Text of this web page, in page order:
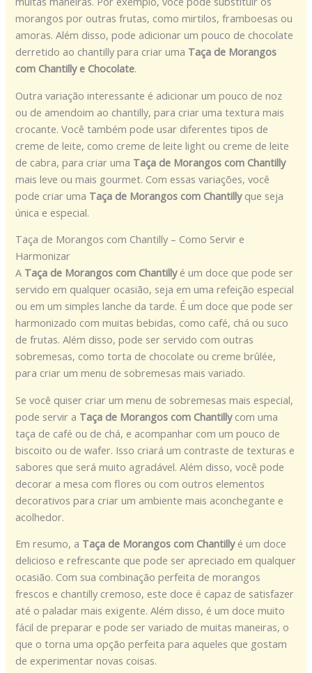
morangos por outras frutas, como mirtilos, framboesas ou
amoras. Além disso, pode adicionar um pouco de chocolate
derretido ao chantilly para criar uma Taça de Morangos
com Chantilly e Chocolate.
Outra variação interessante é adicionar um pouco de noz
ou de amendoim ao chantilly, para criar uma textura mais
crocante. Você também pode usar diferentes tipos de
creme de leite, como creme de leite light ou creme de leite
de cabra, para criar uma Taça de Morangos com Chantilly
mais leve ou mais gourmet. Com essas variações, você
pode criar uma Taça de Morangos com Chantillyque seja
única e especial.
Taça de Morangos com Chantilly – Como Servir e
Harmonizar
A Taça de Morangos com Chantillyé um doce que pode ser
servido em qualquer ocasião, seja em uma refeição especial
ou em um simples lanche da tarde. É um doce que pode ser
harmonizado com muitas bebidas, como café, chá ou suco
de frutas. Além disso, pode ser servido com outras
sobremesas, como torta de chocolate ou creme brûlée,
para criar um menu de sobremesas mais variado.
Se você quiser criar um menu de sobremesas mais especial,
pode servir a Taça de Morangos com Chantillycom uma
taça de café ou de chá, e acompanhar com um pouco de
biscoito ou de wafer. Isso criará um contraste de texturas e
sabores que será muito agradável. Além disso, você pode
decorar a mesa com flores ou com outros elementos
decorativos para criar um ambiente mais aconchegante e
acolhedor.
Em resumo, a Taça de Morangos com Chantillyé um doce
delicioso e refrescante que pode ser apreciado em qualquer
ocasião. Com sua combinação perfeita de morangos
frescos e chantilly cremoso, este doce é capaz de satisfazer
até o paladar mais exigente. Além disso, é um doce muito
fácil de preparar e pode ser variado de muitas maneiras, o
que o torna uma opção perfeita para aqueles que gostam
de experimentar novas coisas.